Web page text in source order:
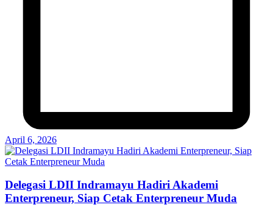
April 6, 2026
Delegasi LDII Indramayu Hadiri Akademi
Enterpreneur, Siap Cetak Enterpreneur Muda